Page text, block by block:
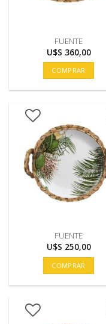
FUENTE
U$S 360,00
COMPRAR
FUENTE
U$S 250,00
COMPRAR